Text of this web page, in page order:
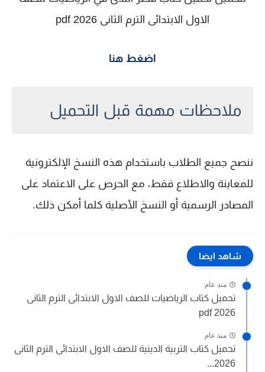
الاول الابتدائى الترم الثانى 2026 pdf
اضغط هنا
ملاحظات مهمة قبل التحميل
ننصح جميع الطلاب باستخدام هذه النسخ الإلكترونية
للمعاينة والاطلاع فقط، مع الحرص على الاعتماد على
المصادر الرسمية أو النسخ الأصلية كلما أمكن ذلك.
شاهد ايضا
منذ عام
تحميل كتاب الرياضيات للصف الاول الابتدائى الترم الثانى
2026 pdf
منذ عام
تحميل كتاب التربية الدينية للصف الاول الابتدائى الترم الثانى
2026...